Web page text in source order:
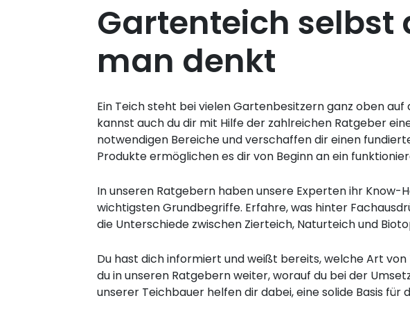
Gartenteich
man denkt
Ein Teich steht bei vielen Gartenbesitzern ganz oben
kannst auch du dir mit Hilfe der zahlreichen Ratgeber
notwendigen Bereiche und verschaffen dir einen
Produkte ermöglichen es dir von Beginn an ein
In unseren Ratgebern haben unsere Experten ihr
wichtigsten Grundbegriffe. Erfahre, was hinter
die Unterschiede zwischen Zierteich, Naturteich und
Du hast dich informiert und weißt bereits, welche Art
du in unseren Ratgebern weiter, worauf du bei der
unserer Teichbauer helfen dir dabei, eine solide Basis